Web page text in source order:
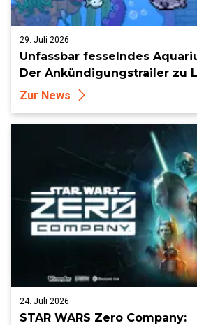
29. Juli 2026
Unfassbar fesselndes
Der Ankündigungstrailer zu
Zur News
24. Juli 2026
STAR WARS Zero Company: